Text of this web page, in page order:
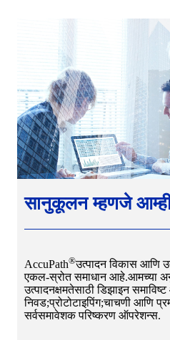
सानुकूलन म्हणजे
AccuPath®उत्पादन विकास आणि
एकल-स्रोत समाधान आहे.आमच्या
उत्पादनक्षमतेसाठी डिझाइन
निवड;प्रोटोटाइपिंग;चाचणी आणि
सर्वसमावेशक परिष्करण ऑपरेशन्स.